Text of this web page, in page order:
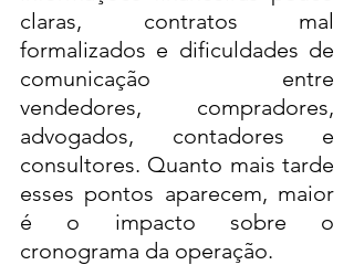
claras, contratos mal
formalizados e dificuldades de
comunicação entre
vendedores, compradores,
advogados, contadores e
consultores. Quanto mais tarde
esses pontos aparecem, maior
é o impacto sobre o
cronograma da operação.